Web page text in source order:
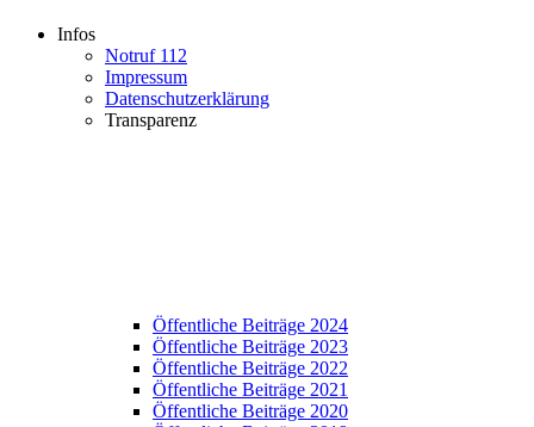
Infos
Notruf 112
Impressum
Datenschutzerklärung
Transparenz
Öffentliche Beiträge 2024
Öffentliche Beiträge 2023
Öffentliche Beiträge 2022
Öffentliche Beiträge 2021
Öffentliche Beiträge 2020